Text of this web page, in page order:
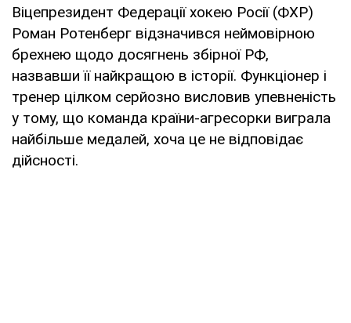
Віцепрезидент Федерації хокею Росії (ФХР)
Роман Ротенберг відзначився неймовірною
брехнею щодо досягнень збірної РФ,
назвавши її найкращою в історії. Функціонер і
тренер цілком серйозно висловив упевненість
у тому, що команда країни-агресорки виграла
найбільше медалей, хоча це не відповідає
дійсності.